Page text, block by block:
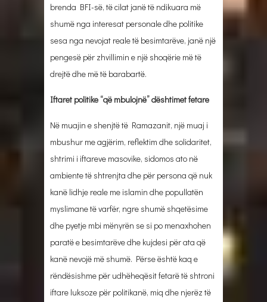
brenda BFI-së, të cilat janë të ndikuara më
shumë nga interesat personale dhe politike
sesa nga nevojat reale të besimtarëve, janë një
pengesë për zhvillimin e një shoqërie më të
drejtë dhe më të barabartë.
Iftaret politike “që mbulojnë” dështimet fetare
Në muajin e shenjtë të Ramazanit, një muaj i
mbushur me agjërim, reflektim dhe solidaritet,
shtrimi i iftareve masovike, sidomos ato në
ambiente të shtrenjta dhe për persona që nuk
kanë lidhje reale me islamin dhe popullatën
myslimane të varfër, ngre shumë shqetësime
dhe pyetje mbi mënyrën se si po menaxhohen
paratë e besimtarëve dhe kujdesi për ata që
kanë nevojë më shumë. Përse është kaq e
rëndësishme për udhëheqësit fetarë të shtroni
iftare luksoze për politikanë, miq dhe njerëz të